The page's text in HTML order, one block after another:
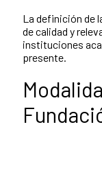
La definición de
de calidad y
instituciones
presente.